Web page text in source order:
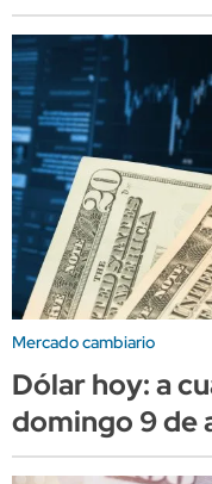
Mercado cambiario
Dólar hoy: a
domingo 9 de